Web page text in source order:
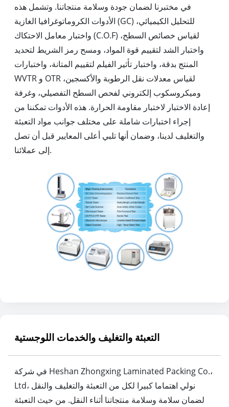
في مختبرنا لضمان جودة وسلامة منتجاتنا. وتشمل هذه
الأدوات الكروماتوغرافيا الغازية (GC) للتحليل الكيميائي،
واختبار معامل الاحتكاك (C.O.F) لقياس خصائص السطح،
واختبار الشد لتقييم قوة المواد، ومسح رمز الشريط لتحديد
المنتج بدقة، واختبار تأثير الفيلم لتقييم المتانة، واختبارات
WVTR و OTR لقياس معدلات نقل الرطوبة والأكسجين،
وميكروسكوب إلكتروني لفحص السطح التفصيلي، وغرفة
إعادة الاختبار لاختبار مقاومة الحرارة. هذه الأدوات تمكننا من
إجراء اختبارات شاملة على مختلف جوانب مواد التعبئة
والتغليف لدينا، وضمان أنها تلبي أعلى المعايير قبل أن تصل
إلى عملائنا.
التعبئة والتغليف والخدمات اللوجستية
في شركة Heshan Zhongxing Laminated Packing Co.،
Ltd، نولي اهتماما كبيرا لكل من التعبئة والتغليف والنقل
لضمان سلامة وسلامة منتجاتنا أثناء النقل. من حيث التعبئة